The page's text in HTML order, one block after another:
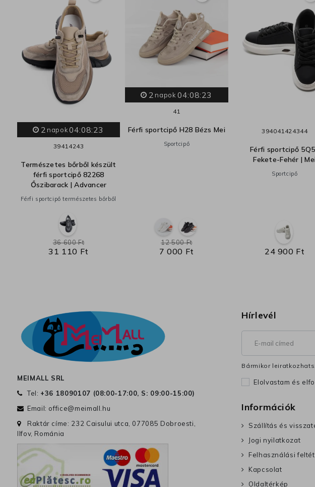
2 napok 04:08:22
3941 4243
Természetes bőrből készült
férfi sportcipő 82268
Őszibarack | Advancer
Férfi sportcipő természetes bőrből
31 110 Ft
36 600 Ft
2 napok04:08:22
41
Férfi sportcipő H28 Bézs Mei
Sportcipő
7 000 Ft
12 500 Ft
394041 42 4344
Férfi sportcipő
Fekete-Fehér | Mei
Sportcipő
24 900 Ft
MEIMALL SRL
Tel: +36 18090107 (08:00-17:00, S: 09:00-15:00)
Email: office@meimall.hu
Raktár címe: 232 Caisului utca, 077085 Dobroesti,
Ilfov, Románia
Hírlevél
Bármikor
Elolvastam és
Információk
Szállítás és
Jogi nyilatkozat
Felhasználási
Kapcsolat
Oldaltérkép